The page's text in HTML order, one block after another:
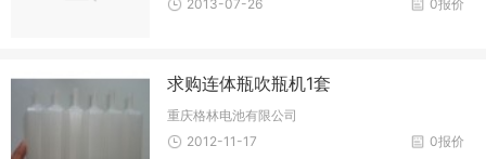
0报价
2013-07-26
求购连体瓶吹瓶机1套
重庆格林电池有限公司
0报价
2012-11-17